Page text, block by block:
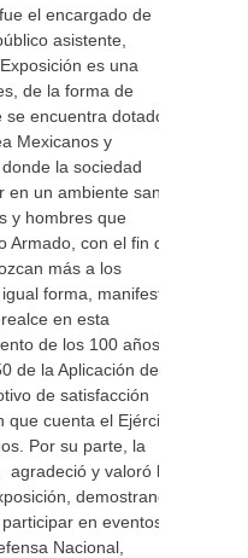
el encargado de
asistente,
es una
de la forma de
encuentra dotado
Mexicanos y
la sociedad
un ambiente sano
y hombres que
con el fin de
más a los
forma, manifestó
en esta
de los 100 años
de la Aplicación del
de satisfacción
cuenta el Ejército
Por su parte, la
y valoró la
demostrando
en eventos
Nacional,